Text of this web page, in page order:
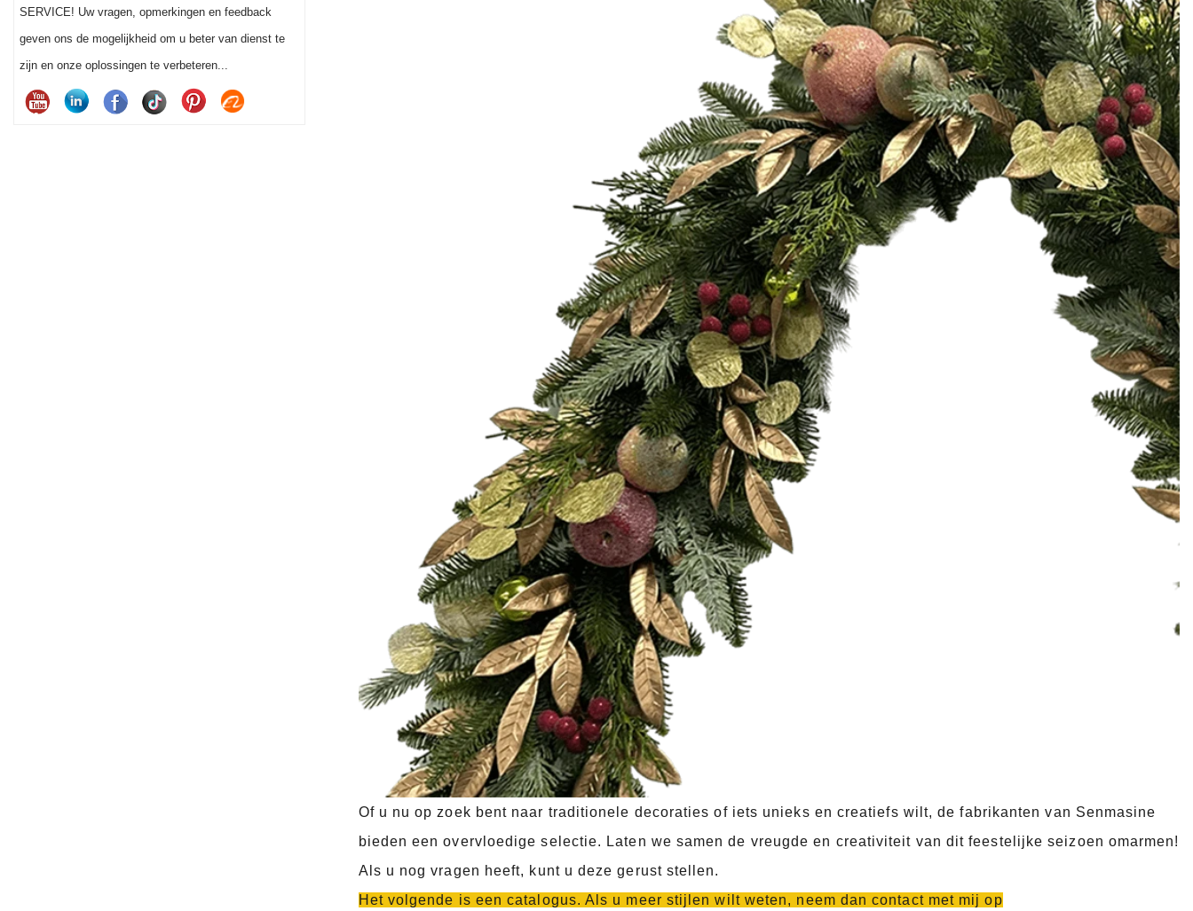
klantensegment. Het kiezen van de juiste
de tevredenheid van de consument.
SERVICE! Uw vragen, opmerkingen en feedback
geven ons de mogelijkheid om u beter van dienst te
zijn en onze oplossingen te verbeteren...
Of u nu op zoek bent naar traditionele decoraties of iets unieks en creatiefs wilt, de fabrikanten van Senmasine
bieden een overvloedige selectie. Laten we samen de vreugde en creativiteit van dit feestelijke seizoen omarmen!
Als u nog vragen heeft, kunt u deze gerust stellen.
Het volgende is een catalogus. Als u meer stijlen wilt weten, neem dan contact met mij op